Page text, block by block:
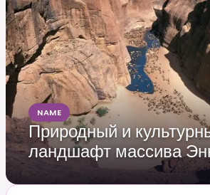
NAME
Природный и
ландшафт массива